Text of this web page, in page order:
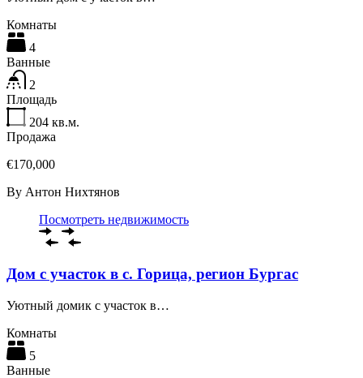
Комнаты
4
Ванные
2
Площадь
204 кв.м.
Продажа
€170,000
By Антон Нихтянов
Посмотреть недвижимость
Дом с участок в с. Горица, регион Бургас
Уютный домик с участок в…
Комнаты
5
Ванные